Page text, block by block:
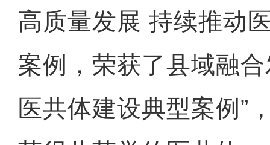
高质量发展 持续推动
案例，荣获了县域融
医共体建设典型案例”